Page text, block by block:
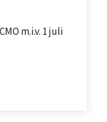
m.i.v. 1 juli